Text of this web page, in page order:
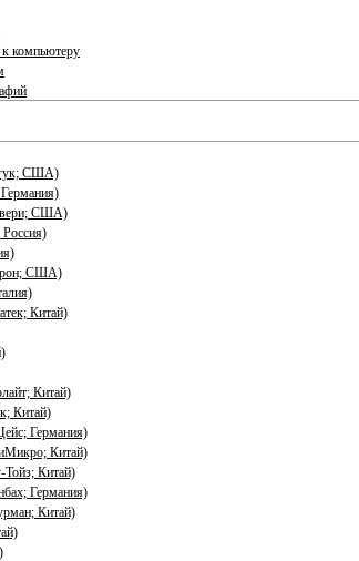
компьютеру
США)
США)
США)
Китай)
Китай)
Китай)
Германия)
Китай)
Китай)
Германия)
Китай)